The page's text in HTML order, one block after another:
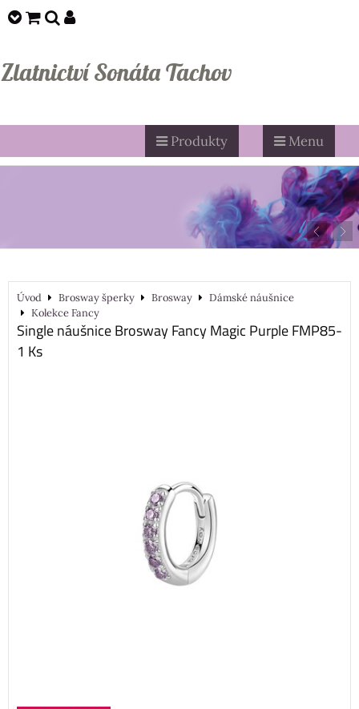
Zlatnictví Sonáta Tachov
Produkty Menu
Úvod Brosway šperky Brosway
Dámské náušnice
Kolekce Fancy
Single náušnice Brosway Fancy Magic Purple FMP85-
1 Ks